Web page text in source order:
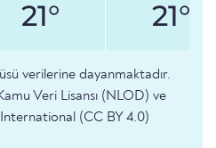
21° 21°
verilerine dayanmaktadır.
Veri Lisansı (NLOD) ve
(CC BY 4.0)